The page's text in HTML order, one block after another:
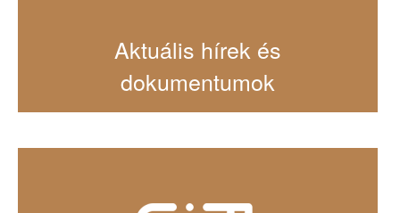
Aktuális hírek és
dokumentumok